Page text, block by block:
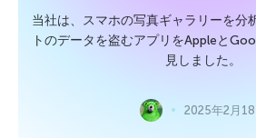
当社は、スマホの写真ギャラリーを分
トのデータを盗むアプリをAppleと
見しました。
2025年2月18